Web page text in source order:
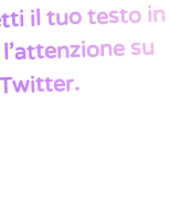
il tuo testo in
su